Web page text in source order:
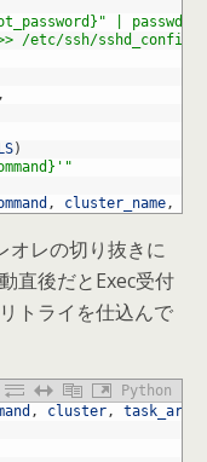
| passwd
/etc/ssh/sshd_config'
,
)
, cluster_name,
オレの切り抜きに
直後だとExec受付
トライを仕込んで
Python
, cluster, task_arn